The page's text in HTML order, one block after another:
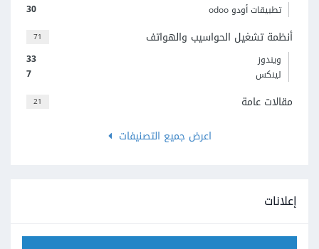
30 تطبيقات أودو odoo
71 أنظمة تشغيل الحواسيب والهواتف
33
ويندوز
7
لينكس
21
مقالات عامة
اعرض جميع التصنيفات
إعلانات